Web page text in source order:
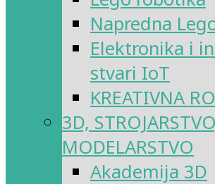
Napredna
Elektronika i
stvari IoT
KREATIVNA
3D,
MODELARSTVO
Akademija 3D